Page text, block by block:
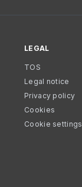
LEGAL
TOS
Legal notice
Privacy policy
Cookies
Cookie settings